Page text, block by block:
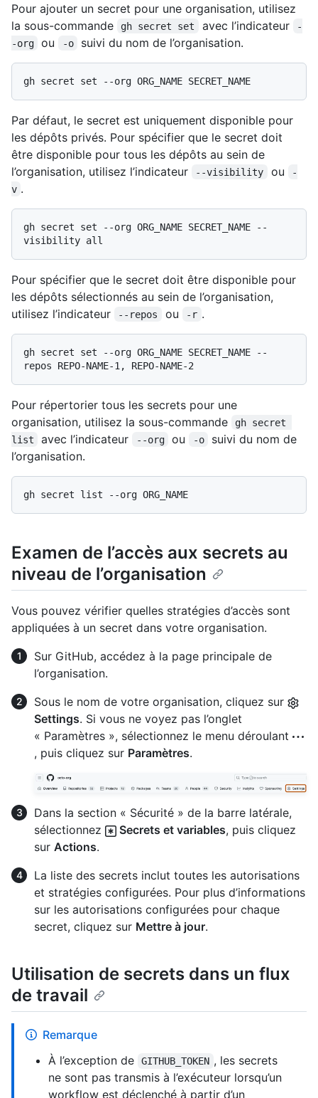
Pour ajouter un secret pour une organisation, utilisez
la sous-commande
gh secret set avec l’indicateur
-
-org
ou -o suivi du nom de l’organisation.
Par défaut, le secret est uniquement disponible pour
les dépôts privés. Pour spécifier que le secret doit
être disponible pour tous les dépôts au sein de
l’organisation, utilisez l’indicateur
--visibility ou
-
v .
gh secret set --org ORG_NAME SECRET_NAME --
Pour spécifier que le secret doit être disponible pour
les dépôts sélectionnés au sein de l’organisation,
utilisez l’indicateur
--repos ou -r .
gh secret set --org ORG_NAME SECRET_NAME --
Pour répertorier tous les secrets pour une
organisation, utilisez la sous-commande
gh secret
list
avec l’indicateur --org ou -o
suivi du nom de
l’organisation.
Examen de l’accès aux secrets au
niveau de l’organisation
Vous pouvez vérifier quelles stratégies d’accès sont
appliquées à un secret dans votre organisation.
Sur GitHub, accédez à la page principale de
l’organisation.
Sous le nom de votre organisation, cliquez sur
Settings. Si vous ne voyez pas l’onglet
« Paramètres », sélectionnez le menu déroulant
, puis cliquez sur Paramètres.
Dans la section « Sécurité » de la barre latérale,
sélectionnez
Secrets et variables, puis cliquez
sur Actions.
La liste des secrets inclut toutes les autorisations
et stratégies configurées. Pour plus d’informations
sur les autorisations configurées pour chaque
secret, cliquez sur Mettre à jour.
Utilisation de secrets dans un flux
de travail
Remarque
À l’exception de
GITHUB_TOKEN , les secrets
ne sont pas transmis à l’exécuteur lorsqu’un
workflow est déclenché à partir d’un